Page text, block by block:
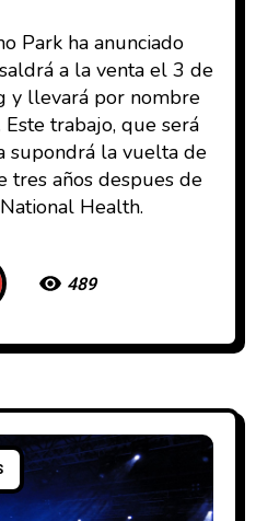
Park ha anunciado
a la venta el 3 de
y llevará por nombre
trabajo, que será
supondrá la vuelta de
tres años despues de
Health.
489